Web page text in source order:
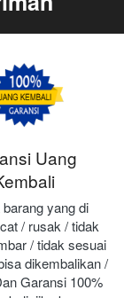
Uang
yang di
/ rusak / tidak
/ tidak sesuai
dikembalikan /
Garansi 100%